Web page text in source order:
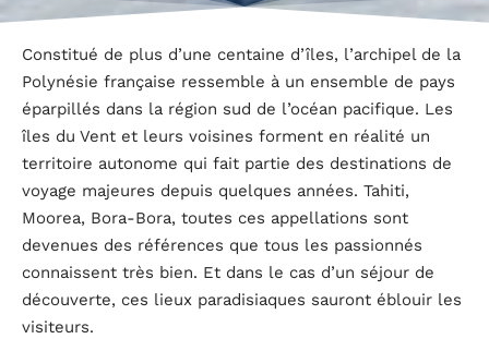
Constitué de plus d’une centaine d’îles, l’archipel de la
Polynésie française ressemble à un ensemble de pays
éparpillés dans la région sud de l’océan pacifique. Les
îles du Vent et leurs voisines forment en réalité un
territoire autonome qui fait partie des destinations de
voyage majeures depuis quelques années. Tahiti,
Moorea, Bora-Bora, toutes ces appellations sont
devenues des références que tous les passionnés
connaissent très bien. Et dans le cas d’un séjour de
découverte, ces lieux paradisiaques sauront éblouir les
visiteurs.